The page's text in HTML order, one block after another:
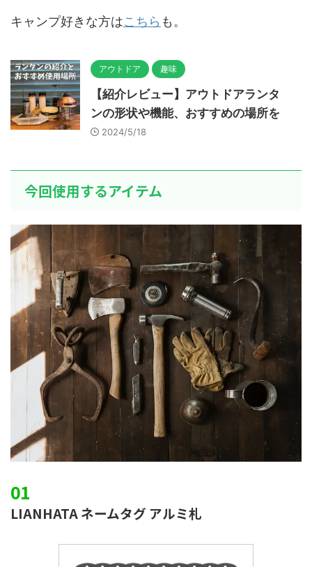
キャンプ好きな方はこちら も。
アウトドア 趣味
【紹介レビュー】アウトドアランタ
ンの形状や機能、おすすめの場所を
2024/5/18
今回使用するアイテム
LIANHATA ネームタグ アルミ札